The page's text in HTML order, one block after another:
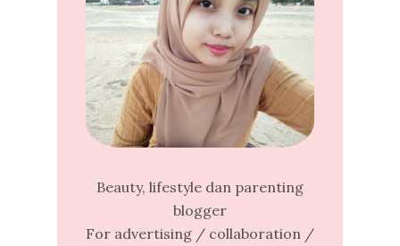
Beauty, lifestyle dan parenting
blogger
For advertising / collaboration /